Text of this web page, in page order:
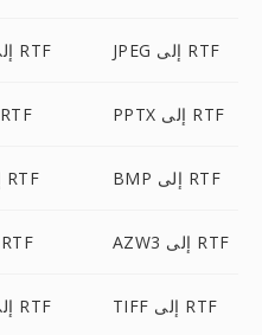
HTML إلى RTF JPEG إلى RTF
XLS إلى RTF PPTX إلى RTF
WPS إلى RTF BMP إلى RTF
XPS إلى RTF AZW3 إلى RTF
WEBP إلى RTF TIFF إلى RTF